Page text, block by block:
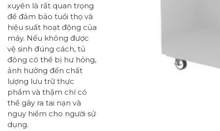
xuyên là rất quan trọng
để đảm bảo tuổi thọ và
hiệu suất hoạt động của
máy. Nếu không được
vệ sinh đúng cách, tủ
đông có thể bị hư hỏng,
ảnh hưởng đến chất
lượng lưu trữ thực
phẩm và thậm chí có
thể gây ra tai nạn và
nguy hiểm cho người sử
dụng.